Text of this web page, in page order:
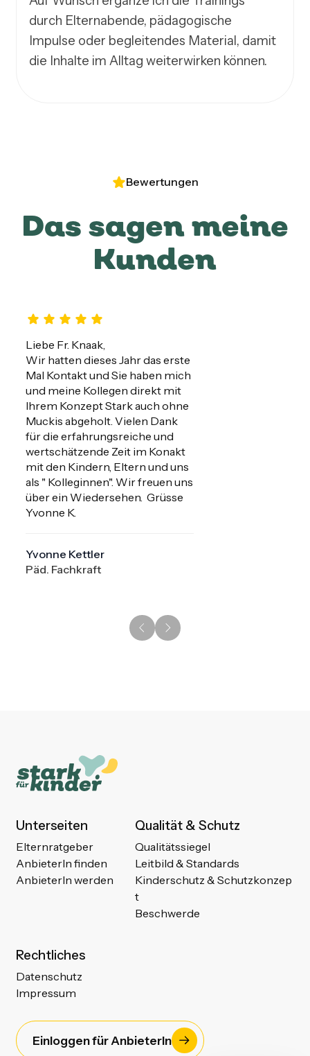
durch Elternabende, pädagogische
Impulse oder begleitendes Material, damit
die Inhalte im Alltag weiterwirken können.
Bewertungen
Das sagen meine
Kunden
Liebe Fr. Knaak,
Wir hatten dieses Jahr das erste
Mal Kontakt und Sie haben mich
und meine Kollegen direkt mit
Ihrem Konzept Stark auch ohne
Muckis abgeholt. Vielen Dank
für die erfahrungsreiche und
wertschätzende Zeit im Konakt
mit den Kindern, Eltern und uns
als " Kolleginnen". Wir freuen uns
über ein Wiedersehen.  Grüsse
Yvonne K.
Yvonne Kettler
Päd. Fachkraft
Unterseiten
Elternratgeber
AnbieterIn finden
AnbieterIn werden
Qualität & Schutz
Qualitätssiegel
Leitbild & Standards
Kinderschutz & Schutzkonzep
t
Beschwerde
Rechtliches
Datenschutz
Impressum
Einloggen für AnbieterIn